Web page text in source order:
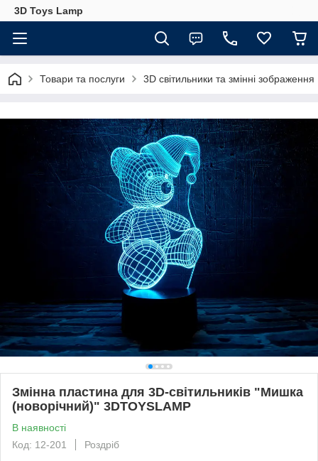
3D Toys Lamp
Товари та послуги 3D світильники та змінні зображення
Змінна пластина для 3D-світильників "Мишка
(новорічний)" 3DTOYSLAMP
В наявності
Код: 12-201
Роздріб